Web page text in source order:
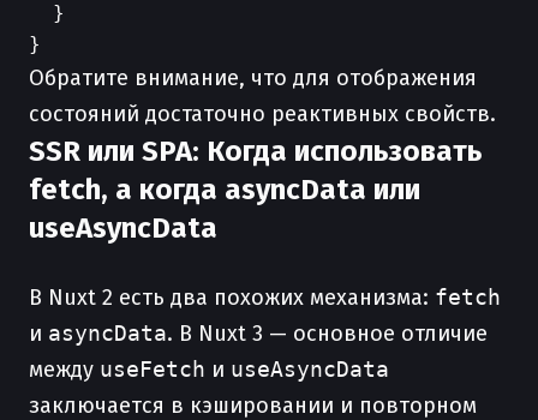
  }
Обратите внимание, что для отображения
состояний достаточно реактивных свойств.
SSR или SPA: Когда использовать
fetch, а когда asyncData или
useAsyncData
В Nuxt 2 есть два похожих механизма: fetch
и asyncData. В Nuxt 3 — основное отличие
между useFetch и useAsyncData
заключается в кэшировании и повторном